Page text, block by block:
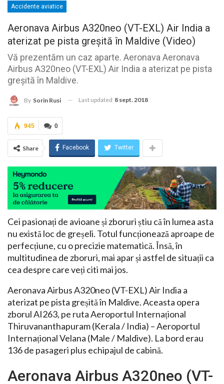
Accidente aviatice
Aeronava Airbus A320neo (VT-EXL) Air India a
aterizat pe pista greșită în Maldive (Video)
Vă prezentăm un caz aparte. Aeronava Aeronava
Airbus A320neo (VT-EXL) Air India a aterizat pe pista
greșită în Maldive.
By Sorin Rusi Last updated 8 sept. 2018
0
945
Share Facebook Twitter
Cei pasionați de avioane și zboruri știu că în lumea asta
nu există loc de greșeli. Totul funcționează aproape de
perfecțiune, cu o precizie matematică. Însă, în
multitudinea de zboruri, mai apar și astfel de situații ca
cea despre care veți citi mai jos.
Aeronava Airbus A320neo (VT-EXL) Air India a
aterizat pe pista greșită în Maldive. Aceasta opera
zborul AI263, pe ruta Aeroportul Internațional
Thiruvananthapuram (Kerala / India) – Aeroportul
Internațional Velana (Male / Maldive). La bord erau
136 de pasageri plus echipajul de cabină.
Aeronava Airbus A320neo (VT-